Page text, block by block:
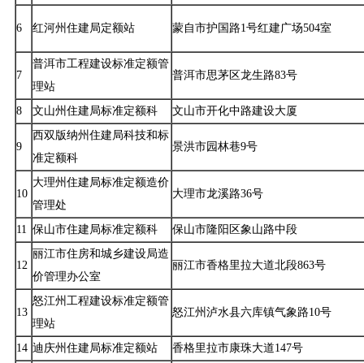
6 红河州住建局定额站 蒙自市护国路1号红建广场504室
7
普洱市工程建设标准定额管
理站
普洱市思茅区龙生路83号
8 文山州住建局标准定额科 文山市开化中路建设大厦
9
西双版纳州住建局科技和标
准定额科
景洪市园林巷9号
10
大理州住建局标准定额造价
管理处
大理市龙溪路36号
11 保山市住建局标准定额科 保山市隆阳区象山路中段
12
丽江市住房和城乡建设局造
价管理办公室
丽江市香格里拉大道北段863号
13
怒江州工程建设标准定额管
理站
怒江州泸水县六库镇气象路10号
14 迪庆州住建局标准定额站 香格里拉市康珠大道147号